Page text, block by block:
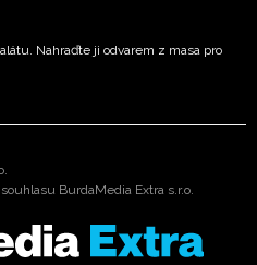
Nahraďte ji odvarem z masa pro
BurdaMedia Extra s.r.o.